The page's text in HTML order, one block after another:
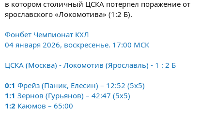
в котором столичный ЦСКА потерпел поражение от
ярославского «Локомотива» (1:2 Б).
Фонбет Чемпионат КХЛ
04 января 2026, воскресенье. 17:00 МСК
ЦСКА (Москва) - Локомотив (Ярославль) - 1 : 2 Б
0:1 Фрейз (Паник, Елесин) – 12:52 (5x5)
1:1 Зернов (Гурьянов) – 42:47 (5x5)
1:2 Каюмов – 65:00